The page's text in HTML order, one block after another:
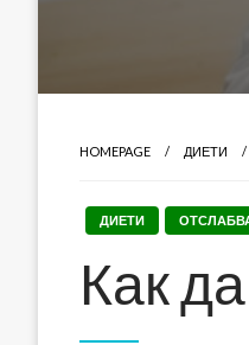
HOMEPAGE ДИЕТИ
ДИЕТИ
Как